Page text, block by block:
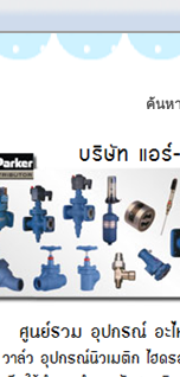
ค้นห